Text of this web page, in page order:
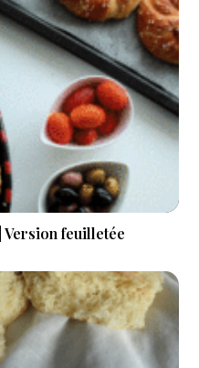
Version feuilletée